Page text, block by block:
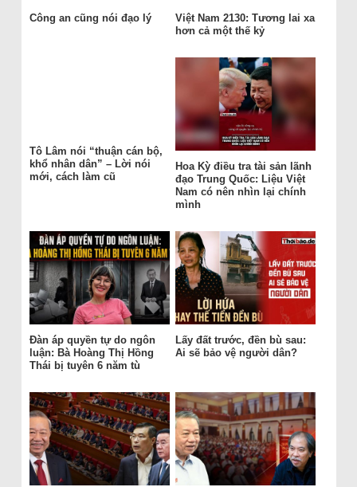
Công an cũng nói đạo lý
Việt Nam 2130: Tương lai xa
hơn cả một thế kỷ
Tô Lâm nói “thuận cán bộ,
khổ nhân dân” – Lời nói
mới, cách làm cũ
Hoa Kỳ điều tra tài sản lãnh
đạo Trung Quốc: Liệu Việt
Nam có nên nhìn lại chính
mình
Đàn áp quyền tự do ngôn
luận: Bà Hoàng Thị Hồng
Thái bị tuyên 6 năm tù
Lấy đất trước, đền bù sau:
Ai sẽ bảo vệ người dân?